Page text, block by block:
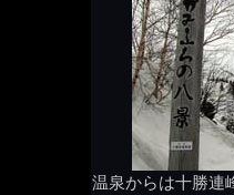
温泉からは十勝連